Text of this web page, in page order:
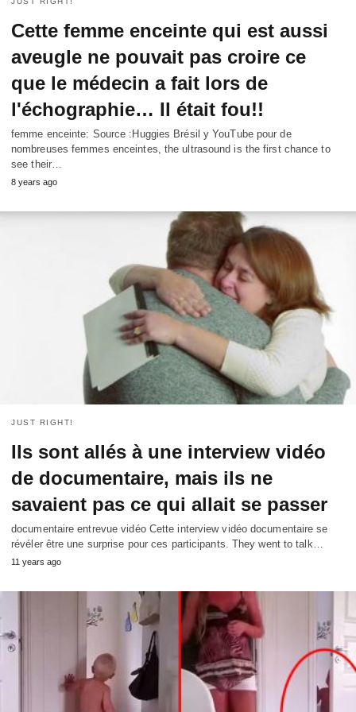
Cette femme enceinte qui est aussi
aveugle ne pouvait pas croire ce
que le médecin a fait lors de
l'échographie… Il était fou!!
femme enceinte: Source :Huggies Brésil y YouTube pour de
nombreuses femmes enceintes, the ultrasound is the first chance to
see their…
8 years ago
JUST RIGHT!
Ils sont allés à une interview vidéo
de documentaire, mais ils ne
savaient pas ce qui allait se passer
documentaire entrevue vidéo Cette interview vidéo documentaire se
révéler être une surprise pour ces participants. They went to talk…
11 years ago